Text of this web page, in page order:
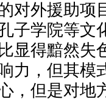
对外援助项
子学院等文
显得黯然失
力，但其模
，但是对地